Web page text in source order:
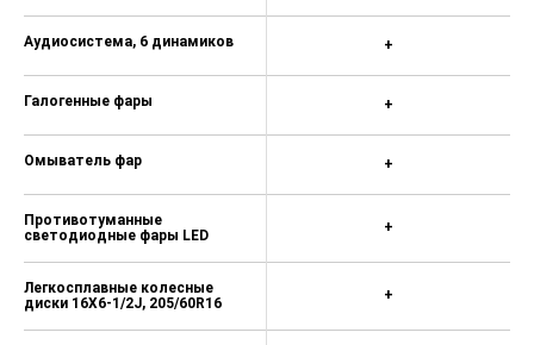
Аудиосистема, 6 динамиков
Галогенные фары
Омыватель фар
Противотуманные
светодиодные фары LED
Легкосплавные колесные
диски 16X6-1/2J, 205/60R16
+
+
+
+
+